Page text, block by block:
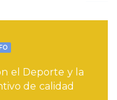
el Deporte y la
de calidad